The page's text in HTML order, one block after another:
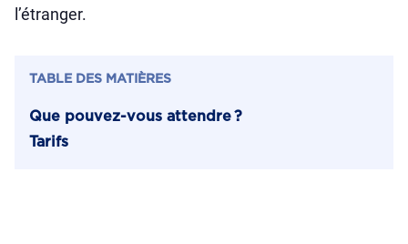
l’étranger.
TABLE DES MATIÈRES
Que pouvez-vous attendre ?
Tarifs